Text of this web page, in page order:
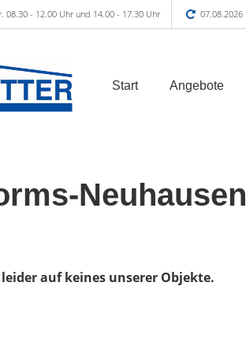
08.30 - 12.00 Uhr und 14.00 - 17.30 Uhr 07.08.2026
Start Angebote
Neuhausen
auf keines unserer Objekte.